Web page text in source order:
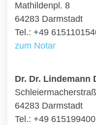
Mathildenpl. 8
64283 Darmstadt
Tel.: +49
zum Notar
Dr. Dr. Lindemann
64283 Darmstadt
Tel.: +49 615199400